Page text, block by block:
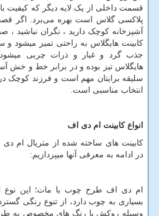
قسمت داخلی از یک لایه دیگر که کیفیت
پلاکسی گلاس است بهره می‌برد. اگر
آشپزخانه کوچک دارید ، نگران نباشید ،
کابینت هایگلاس به راحتی تمیز میشود
جذب گرد و غبار و ذرات چربی میشود.
هایگلاس تیز بوده و در برابر خط و خش
سلیقه برایتان مهم است و فرزند کوچک در
انتخاب مناسبی است.
انواع کابینت ام دی اف
کابینت های ساخته شده از متریال ام دی
در ادامه به معرفی آنها میپردازیم:
ام دی اف طرح چوب یا مات؛ این
بسیاری به چوب دارد، از تنوع رنگی
وسیله روکش یا رنگ­ های مخصوص به